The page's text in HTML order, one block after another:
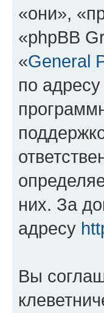
«они»,
«phpBB
«General
по адресу
них. За
адресу
Вы